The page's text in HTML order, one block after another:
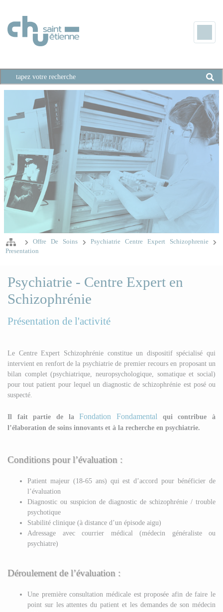
Offre De Soins
Psychiatrie Centre Expert Schizophrenie
Presentation
Psychiatrie - Centre Expert en
Schizophrénie
Présentation de l'activité
Le Centre Expert Schizophrénie constitue un dispositif spécialisé qui
intervient en renfort de la psychiatrie de premier recours en proposant un
bilan complet (psychiatrique, neuropsychologique, somatique et social)
pour tout patient pour lequel un diagnostic de schizophrénie est posé ou
suspecté.
Il fait partie de laFondation Fondamental qui contribue à
l’élaboration de soins innovants et à la recherche en psychiatrie.
Conditions pour l’évaluation :
Patient majeur (18-65 ans) qui est d’accord pour bénéficier de
l’évaluation
Diagnostic ou suspicion de diagnostic de schizophrénie / trouble
psychotique
Stabilité clinique (à distance d’un épisode aigu)
Adressage avec courrier médical (médecin généraliste ou
psychiatre)
Déroulement de l’évaluation :
Une première consultation médicale est proposée afin de faire le
point sur les attentes du patient et les demandes de son médecin